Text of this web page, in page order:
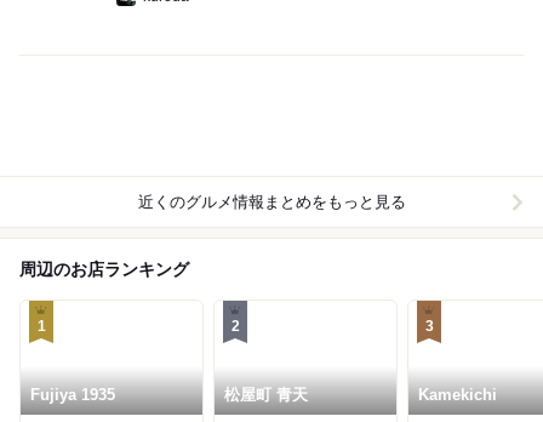
近くのグルメ情報まとめをもっと見る
周辺のお店ランキング
1
Fujiya 1935
2
松屋町 青天
3
Kamekichi